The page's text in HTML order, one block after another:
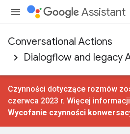
Assistant
Conversational Actions
Dialogflow and legacy
Czynności dotyczące rozmów
czerwca 2023 r. Więcej
Wycofanie czynności